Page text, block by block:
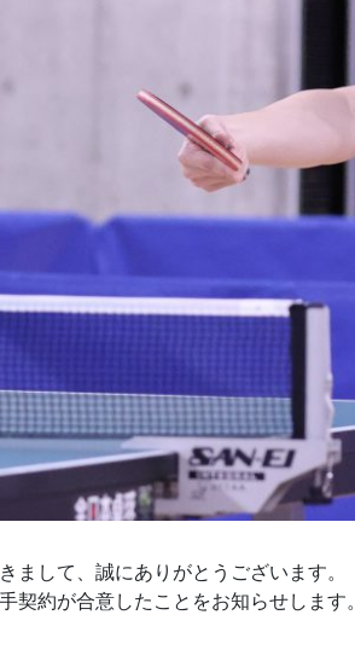
まして、誠にありがとうございます。
契約が合意したことをお知らせします。